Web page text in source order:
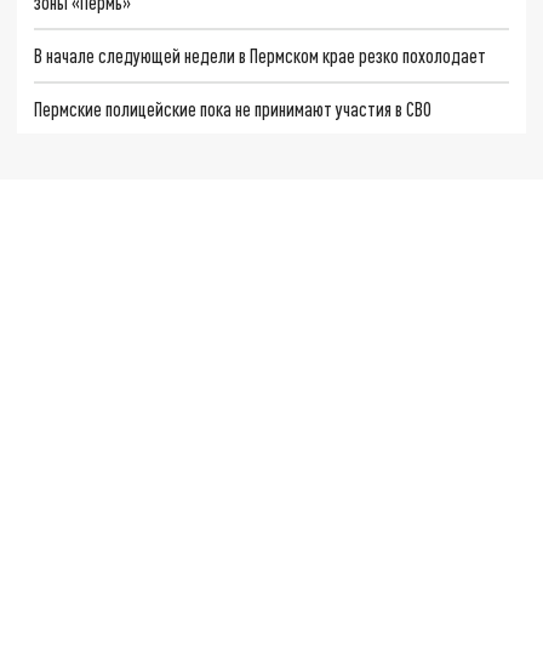
В начале следующей недели в Пермском крае резко похолодает
Пермские полицейские пока не принимают участия в СВО